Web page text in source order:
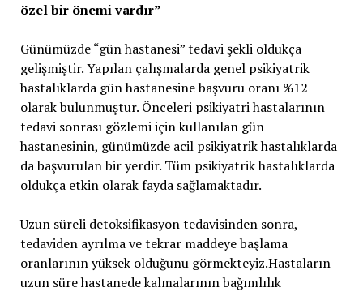
özel bir önemi vardır”
Günümüzde “gün hastanesi” tedavi şekli oldukça
gelişmiştir. Yapılan çalışmalarda genel psikiyatrik
hastalıklarda gün hastanesine başvuru oranı %12
olarak bulunmuştur. Önceleri psikiyatri hastalarının
tedavi sonrası gözlemi için kullanılan gün
hastanesinin, günümüzde acil psikiyatrik hastalıklarda
da başvurulan bir yerdir. Tüm psikiyatrik hastalıklarda
oldukça etkin olarak fayda sağlamaktadır.
Uzun süreli detoksifikasyon tedavisinden sonra,
tedaviden ayrılma ve tekrar maddeye başlama
oranlarının yüksek olduğunu görmekteyiz.Hastaların
uzun süre hastanede kalmalarının bağımlılık